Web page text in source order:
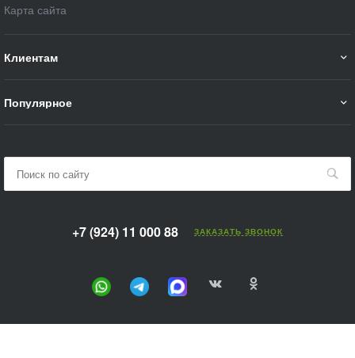
Карта сайта
Клиентам
Популярное
+7 (924) 11 000 88 ЗАКАЗАТЬ ЗВОНОК